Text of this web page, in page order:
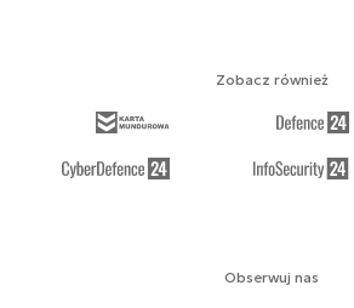
Obserwuj nas
Zobacz również